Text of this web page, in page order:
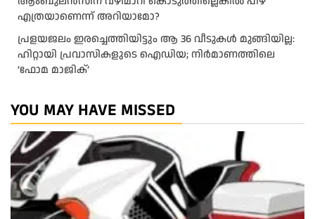
എത്രയാണെന്ന് അറിയാമോ?
പ്രളയജലം ഇരച്ചെത്തിയിട്ടും ആ 36 വീടുകൾ മുങ്ങിയില്ല:
ഹിറ്റായി പ്രവാസികളുടെ ഐഡിയ; നിർമാണത്തിലെ
‘ഫോമ മാജിക്’
YOU MAY HAVE MISSED